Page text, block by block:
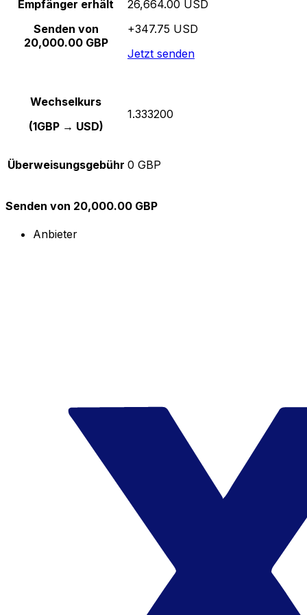
Empfänger erhält
Senden von
20,000.00 GBP
26,664.00 USD
+347.75 USD
Jetzt senden
Wechselkurs
(1GBP → USD)
1.333200
Überweisungsgebühr 0 GBP
Senden von 20,000.00 GBP
Anbieter